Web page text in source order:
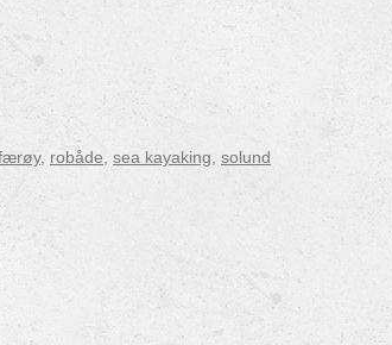
, robåde sea kayaking solund